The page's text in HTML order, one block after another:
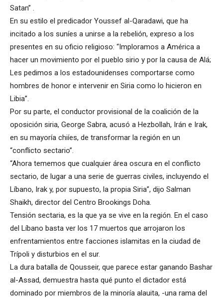
Satan” .
En su estilo el predicador Youssef al-Qaradawi, que ha
incitado a los suníes a unirse a la rebelión, expreso a los
presentes en su oficio religioso: “Imploramos a América a
hacer un movimiento por el pueblo sirio y por la causa de Alá;
Les pedimos a los estadounidenses comportarse como
hombres de honor e intervenir en Siria como lo hicieron en
Libia”.
Por su parte, el conductor provisional de la coalición de la
oposición siria, George Sabra, acusó a Hezbollah, Irán e Irak,
en su mayoría chiíes, de transformar la región en un
“conflicto sectario”.
“Ahora tememos que cualquier área oscura en el conflicto
sectario, de lugar a una serie de guerras civiles, incluyendo el
Líbano, Irak y, por supuesto, la propia Siria”, dijo Salman
Shaikh, director del Centro Brookings Doha.
Tensión sectaria, es la que ya se vive en la región. En el caso
del Líbano basta ver los 17 muertos que arrojaron los
enfrentamientos entre facciones islamitas en la ciudad de
Trípoli y disturbios en el sur.
La dura batalla de Qousseir, que parece estar ganando Bashar
al-Assad, demuestra hasta qué punto el dictador está
dominado por miembros de la minoría alauita, -una rama del